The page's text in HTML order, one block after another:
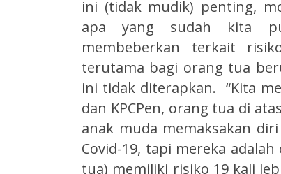
ini (tidak mudik) penting,
apa yang sudah kita
membeberkan terkait
terutama bagi orang tua
ini tidak diterapkan. “Kita
dan KPCPen, orang tua di
anak muda memaksakan
Covid-19, tapi mereka
tua) memiliki risiko 19 kali